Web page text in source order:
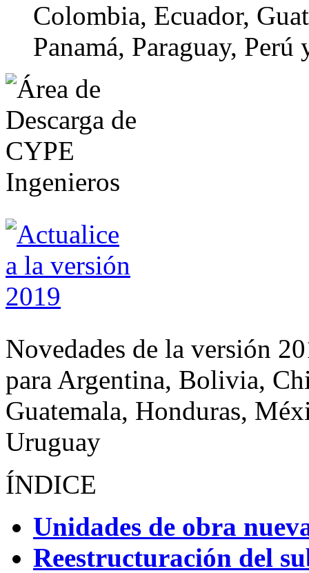
Colombia, Ecuador,
Panamá, Paraguay,
Novedades de la versión
para Argentina, Bolivia,
Guatemala, Honduras,
Uruguay
ÍNDICE
Unidades de obra
Reestructuración del